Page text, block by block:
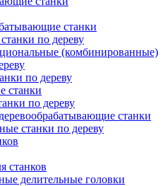
станки
по дереву
(комбинированные)
по дереву
станки
по дереву
станки
станки по дереву
станков
делительные головки